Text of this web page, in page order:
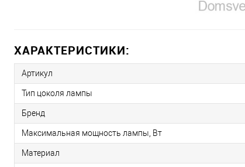
ХАРАКТЕРИСТИКИ:
Артикул
Тип цоколя лампы
Бренд
Максимальная мощность лампы, Вт
Материал